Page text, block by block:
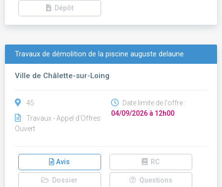
Dépôt
Travaux de démolition de la piscine auguste delaune
Ville de Châlette-sur-Loing
45
Travaux - Appel d'Offres
Ouvert
Date limite de l'offre :
04/09/2026 à 12h00
Avis RC
Dossier Questions